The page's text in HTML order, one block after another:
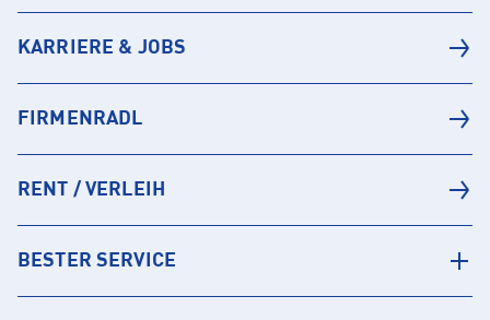
KARRIERE & JOBS
FIRMENRADL
RENT / VERLEIH
BESTER SERVICE